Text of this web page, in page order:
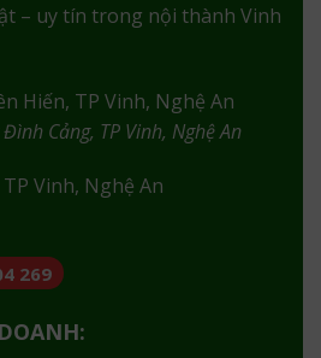
– uy tín trong nội thành Vinh
Hiến, TP Vinh, Nghệ An
Cảng, TP Vinh, Nghệ An
Vinh, Nghệ An
269